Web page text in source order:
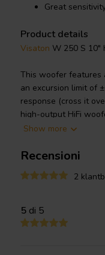
Great
Product details
Visaton W 250 S 10"
This woofer features
an excursion limit of
response (cross it
high-output HiFi
Show more
Recensioni
2
5di 5